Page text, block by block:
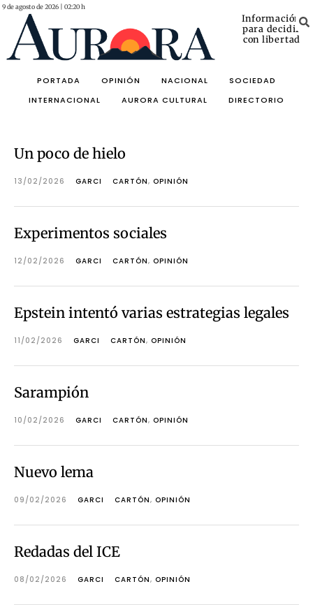
9 de agosto de 2026 | 02:20 h
Información
para decidir
con libertad
PORTADA OPINIÓN NACIONAL
SOCIEDAD
INTERNACIONAL
AURORA CULTURAL DIRECTORIO
Un poco de hielo
13/02/2026 GARCI CARTÓN, OPINIÓN
Experimentos sociales
12/02/2026 GARCI CARTÓN, OPINIÓN
Epstein intentó varias estrategias legales
11/02/2026 GARCI CARTÓN, OPINIÓN
Sarampión
10/02/2026 GARCI CARTÓN, OPINIÓN
Nuevo lema
09/02/2026 GARCI CARTÓN, OPINIÓN
Redadas del ICE
08/02/2026 GARCI CARTÓN, OPINIÓN